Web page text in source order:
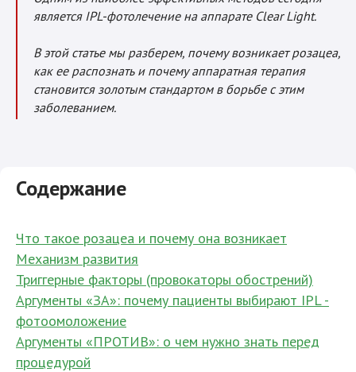
является IPL-фотолечение на аппарате Clear Light.
В этой статье мы разберем, почему возникает розацеа,
как ее распознать и почему аппаратная терапия
становится золотым стандартом в борьбе с этим
заболеванием.
Содержание
Что такое розацеа и почему она возникает
Механизм развития
Триггерные факторы (провокаторы обострений)
Аргументы «ЗА»: почему пациенты выбирают IPL -
фотоомоложение
Аргументы «ПРОТИВ»: о чем нужно знать перед
процедурой